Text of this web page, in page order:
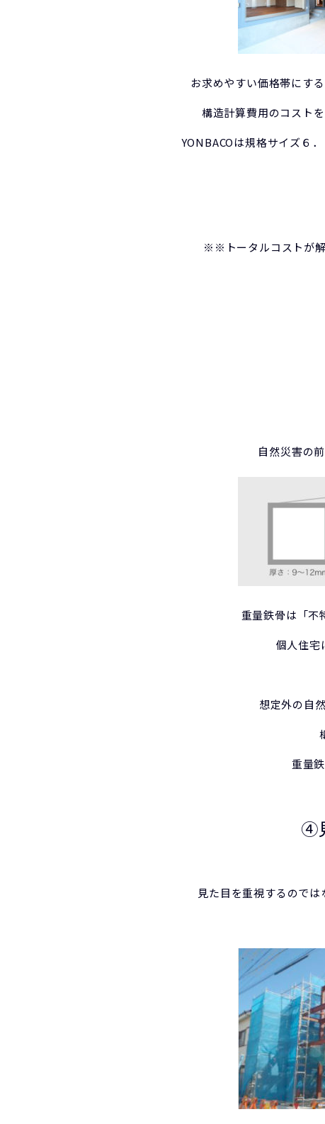
お求めやすい価格帯にす
構造計算費用のコスト
YONBACOは規格サイズ６
※※トータルコストが
自然災害の
重量鉄骨は「不
個人住宅
想定外の自
重量
④
見た目を重視するので